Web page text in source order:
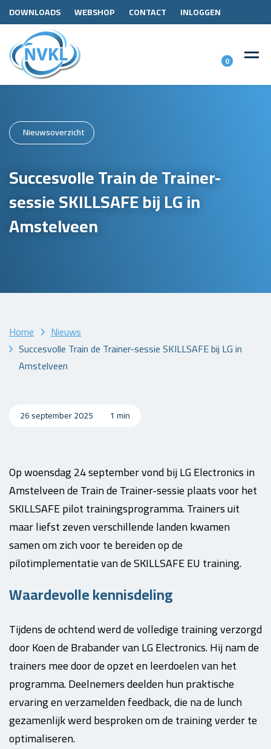
DOWNLOADS WEBSHOP CONTACT INLOGGEN
0
Nieuwsoverzicht
Succesvolle Train de Trainer-
sessie SKILLSAFE bij LG in
Amstelveen
Home
Nieuws
Succesvolle Train de Trainer-sessie SKILLSAFE bij LG in
Amstelveen
26 september 2025 1 min
Op woensdag 24 september vond bij LG Electronics in
Amstelveen de Train de Trainer-sessie plaats voor het
SKILLSAFE pilot trainingsprogramma. Trainers uit
maar liefst zeven verschillende landen kwamen
samen om zich voor te bereiden op de
pilotimplementatie van de SKILLSAFE EU training.
Waardevolle kennisdeling
Tijdens de ochtend werd de volledige training verzorgd
door Koen de Brabander van LG Electronics. Hij nam de
trainers mee door de opzet en leerdoelen van het
programma. Deelnemers deelden hun praktische
ervaring en verzamelden feedback, die na de lunch
gezamenlijk werd besproken om de training verder te
optimaliseren.